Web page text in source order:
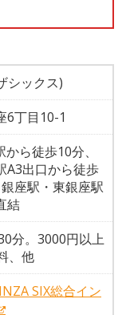
シックス)
6丁目10-1
から徒歩10分、
A3出口から徒歩
座駅・東銀座駅
結
分。3000円以上
、他
SIX総合イン